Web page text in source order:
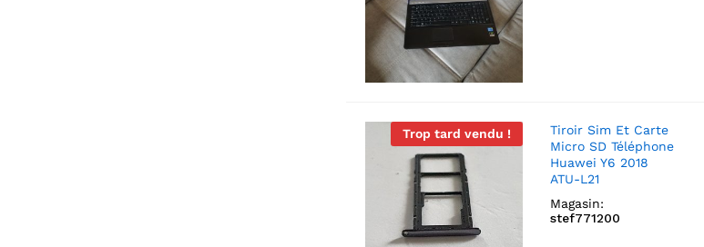
Trop tard vendu !
Tiroir Sim Et Carte
Micro SD Téléphone
Huawei Y6 2018
ATU-L21
Magasin:
stef771200